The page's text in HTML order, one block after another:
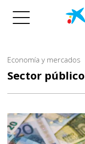
Economía y mercados
Sector público